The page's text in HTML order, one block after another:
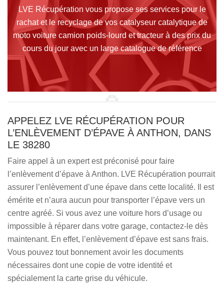
LVE Récupération vous propose ses services pour le
rachat et le recyclage de vos catalyseur catalytique de
moto voiture camion poids-lourd et tracteur à des prix du
cours du jour avec un large catalogue de référence
APPELEZ LVE RÉCUPÉRATION POUR
L’ENLÈVEMENT D’ÉPAVE À ANTHON, DANS
LE 38280
Faire appel à un expert est préconisé pour faire
l’enlèvement d’épave à Anthon. LVE Récupération pourrait
assurer l’enlèvement d’une épave dans cette localité. Il est
émérite et n’aura aucun pour transporter l’épave vers un
centre agréé. Si vous avez une voiture hors d’usage ou
impossible à réparer dans votre garage, contactez-le dès
maintenant. En effet, l’enlèvement d’épave est sans frais.
Vous pouvez tout bonnement avoir les documents
nécessaires dont une copie de votre identité et
spécialement la carte grise du véhicule.